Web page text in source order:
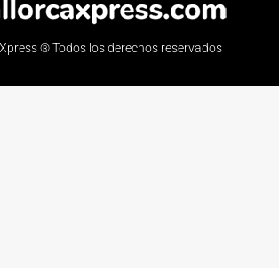
® Todos los derechos reservados